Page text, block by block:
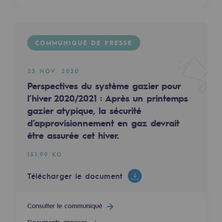
Santé et sécurité au travail
Gouvernance responsable
Gouvernance responsable
CADRE, le programme gouvernance
Organisation
Achats responsables
Fonds de dotation
COMMUNIQUÉ DE PRESSE
23 NOV. 2020
Perspectives du système gazier pour
l’hiver 2020/2021 : Après un printemps
gazier atypique, la sécurité
d’approvisionnement en gaz devrait
être assurée cet hiver.
151.99 KO
Télécharger le document
Consulter le communiqué